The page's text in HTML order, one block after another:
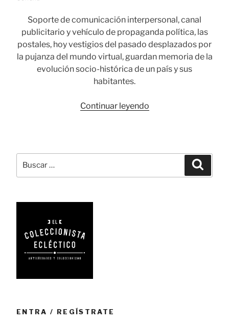
Soporte de comunicación interpersonal, canal
publicitario y vehículo de propaganda política, las
postales, hoy vestigios del pasado desplazados por
la pujanza del mundo virtual, guardan memoria de la
evolución socio-histórica de un país y sus
habitantes.
Continuar leyendo«Postales,
memoria
por:
ENTRA / REGÍSTRATE